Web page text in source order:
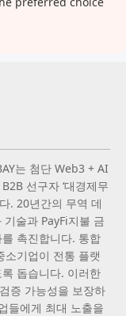
는 첨단 Web3 + AI
선구자 ‘대경제무
. 20년간의 무역 데
술과 PayFi지불 금
촉진합니다. 통합
소기업이 전통 플랫
돕습니다. 이러한
증 가능성을 보장하
들에게 최대 노출을